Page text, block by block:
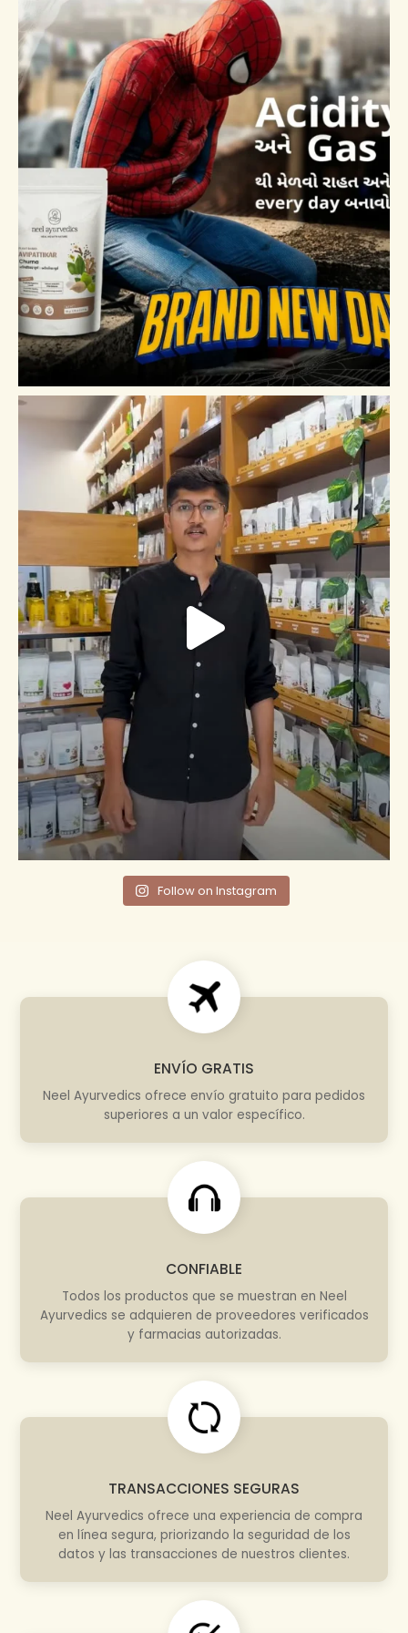
Follow on Instagram
ENVÍO GRATIS
Neel Ayurvedics ofrece envío gratuito para pedidos
superiores a un valor específico.
CONFIABLE
Todos los productos que se muestran en Neel
Ayurvedics se adquieren de proveedores verificados
y farmacias autorizadas.
TRANSACCIONES SEGURAS
Neel Ayurvedics ofrece una experiencia de compra
en línea segura, priorizando la seguridad de los
datos y las transacciones de nuestros clientes.